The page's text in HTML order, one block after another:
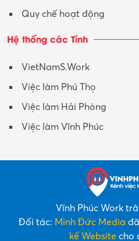
Quy chế hoạt động
Hệ thống các Tỉnh
VietNamS.Work
Việc làm Phú Thọ
Việc làm Hải Phòng
Việc làm Vĩnh Phúc
Vĩnh Phúc Work
Đối tác: Minh Đức Media
kế Website cho